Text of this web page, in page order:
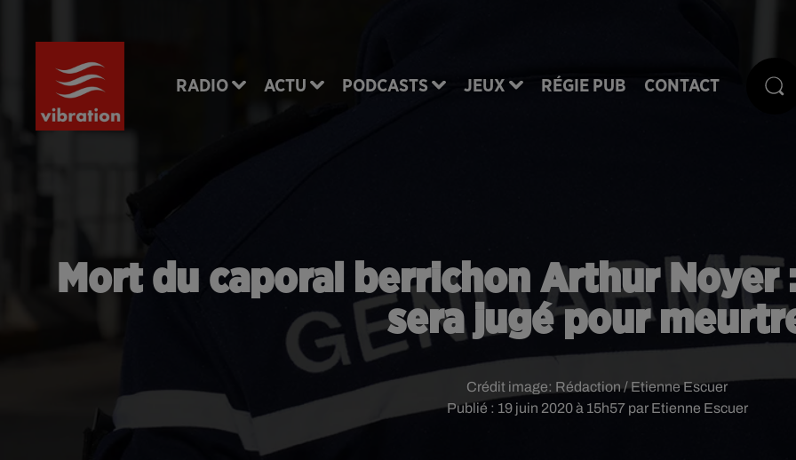
RADIO ACTU PODCASTS JEUX RÉGIE PUB CONTACT
Mort du caporal berrichon Arthur Noyer
sera jugé pour
Publié : 19 juin 2020 à 15h57 par Etienne Escuer
Crédit image: Rédaction / Etienne Escuer